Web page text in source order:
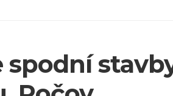
spodní